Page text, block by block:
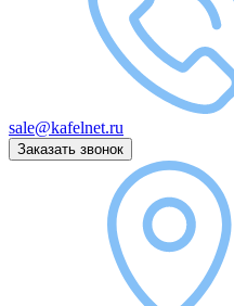
sale@kafelnet.ru
Заказать звонок